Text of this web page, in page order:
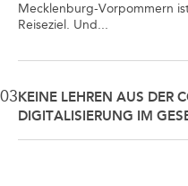
Mecklenburg-Vorpommern
Reiseziel. Und...
03 KEINE LEHREN AUS DER
DIGITALISIERUNG IM